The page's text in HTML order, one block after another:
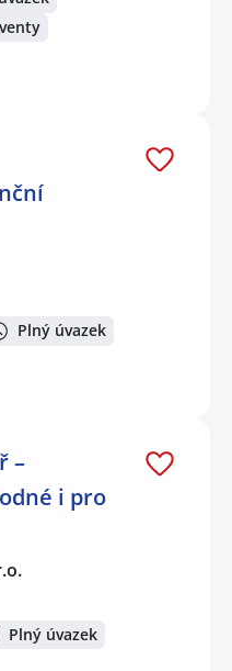
Plný úvazek
–
i pro
Plný úvazek